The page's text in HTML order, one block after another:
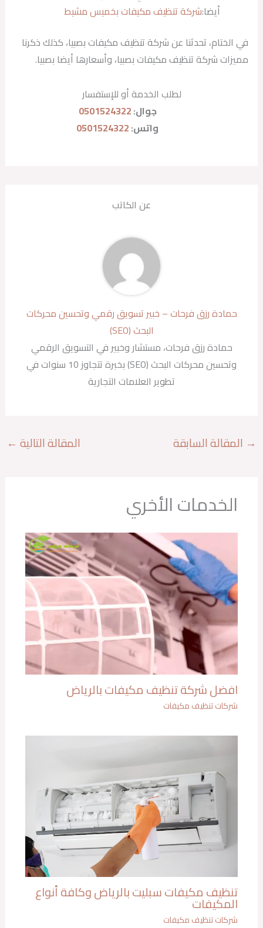
أيضا:شركة تنظيف مكيفات بخميس مشيط
في الختام، تحدثنا عن شركة تنظيف مكيفات بصبيا، كذلك ذكرنا
مميزات شركة تنظيف مكيفات بصبيا، وأسعارها أيضا بصبيا.
لطلب الخدمة أو للإستفسار
جوال:0501524322
واتس:0501524322
عن الكاتب
حمادة رزق فرحات – خبير تسويق رقمي وتحسين محركات
البحث (SEO)
حمادة رزق فرحات، مستشار وخبير في التسويق الرقمي
وتحسين محركات البحث (SEO) بخبرة تتجاوز 10 سنوات في
تطوير العلامات التجارية
→ المقالة السابقة المقالة التالية ←
الخدمات الأخري
افضل شركة تنظيف مكيفات بالرياض
شركات تنظيف مكيفات​
تنظيف مكيفات سبليت بالرياض وكافة أنواع
المكيفات
شركات تنظيف مكيفات​